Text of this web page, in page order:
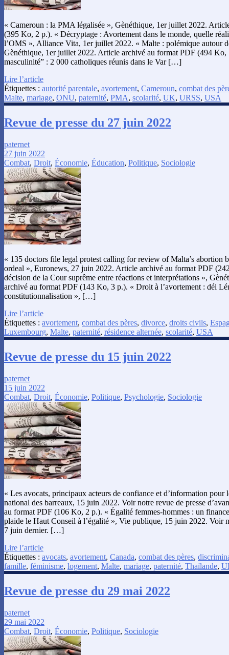
« Cameroun : la PMA légalisée », Gènéthique, 1er juillet 2022.
(395 Ko, 2 p.). « Décryptage : Avortement dans le monde, quelle
l’OMS », Alliance Vita, 1er juillet 2022. « Malte : polémique autour
Gènéthique, 1er juillet 2022. Article archivé au format PDF (494 Ko,
masculinité” : 2 000 catholiques réunis dans le Var […]
Lire l’article
Étiquettes : autorité parentale, avortement, Cameroun, combat des
Malte, mariage, ONU, paternité, PMA, scolarité, UK, URSS, USA
Revue de presse du 27 juin 2022
paternet
27 juin 2022
Combat, Droit, Économie, Éducation, Politique, Sociologie
« 135 doctors file legal protest calling for review of Malta’s abortion
ordeal », Euronews, 27 juin 2022. Article archivé au format PDF
décision de la Cour suprême entre réactions et interprétations »,
archivé au format PDF (143 Ko, 3 p.). « Droit à l’avortement : déi
constitutionnalisation », […]
Lire l’article
Étiquettes : avortement, combat des pères, divorce, droits civils,
Luxembourg, Malte, paternité, résidence alternée, scolarité, USA
Revue de presse du 15 juin 2022
paternet
15 juin 2022
Combat, Droit, Économie, Politique, Psychologie, Sociologie
« Les avocats, principaux acteurs de confiance et d’information pour
national des barreaux, 15 juin 2022. Voir notre revue de presse
au format PDF (106 Ko, 2 p.). « Égalité femmes-hommes : un
plaide le Haut Conseil à l’égalité », Vie publique, 15 juin 2022. Voir
7 juin dernier. […]
Lire l’article
Étiquettes : avocats, avortement, Canada, combat des pères,
famille, féminisme, logement, Malte, mariage, paternité, Thaïlande,
Revue de presse du 29 mai 2022
paternet
29 mai 2022
Combat, Droit, Économie, Politique, Sociologie